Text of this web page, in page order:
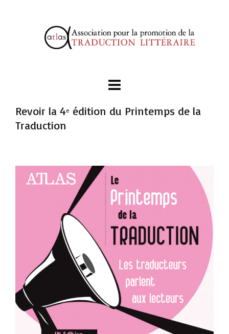
Revoir la 4e édition du Printemps de la
Traduction